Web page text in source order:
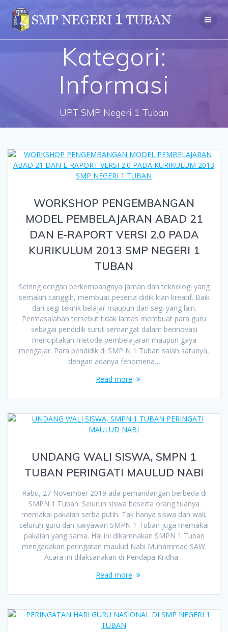
to
content
Kategori:
Informasi
UPT SMP Negeri 1 Tuban
WORKSHOP PENGEMBANGAN
MODEL PEMBELAJARAN ABAD 21
DAN E-RAPORT VERSI 2.0 PADA
KURIKULUM 2013 SMP NEGERI 1
TUBAN
Seiring dengan berkembangnya jaman dan teknologi yang
semakin canggih, membuat peserta didik kian kreatif. Baik
dari segi teknik belajar maupun dari segi yang lain.
Permasalahan tersebut tidak lantas membuat para guru
sebagai pendidik surut semangat dalam berinovasi
menciptakan metode pembelajaran maupun gaya
mengajar. Para pendidik di SMP N 1 Tuban salah satunya,
dengan adanya fenomena…
Read more
UNDANG WALI SISWA, SMPN 1
TUBAN PERINGATI MAULUD NABI
Rabu, 27 November 2019 ada pemandangan berbeda di
SMPN 1 Tuban. Seluruh siswa beserta orang tuanya
memakai pakaian serba putih. Tak hanya siswa dan wali,
seluruh guru dan karyawan SMPN 1 Tuban juga memakai
pakaian yang sama. Hal ini dikarenakan SMPN 1 Tuban
mengadakan peringatan maulud Nabi Muhammad SAW.
Acara ini dilaksanakan di Pendapa Kridha…
Read more